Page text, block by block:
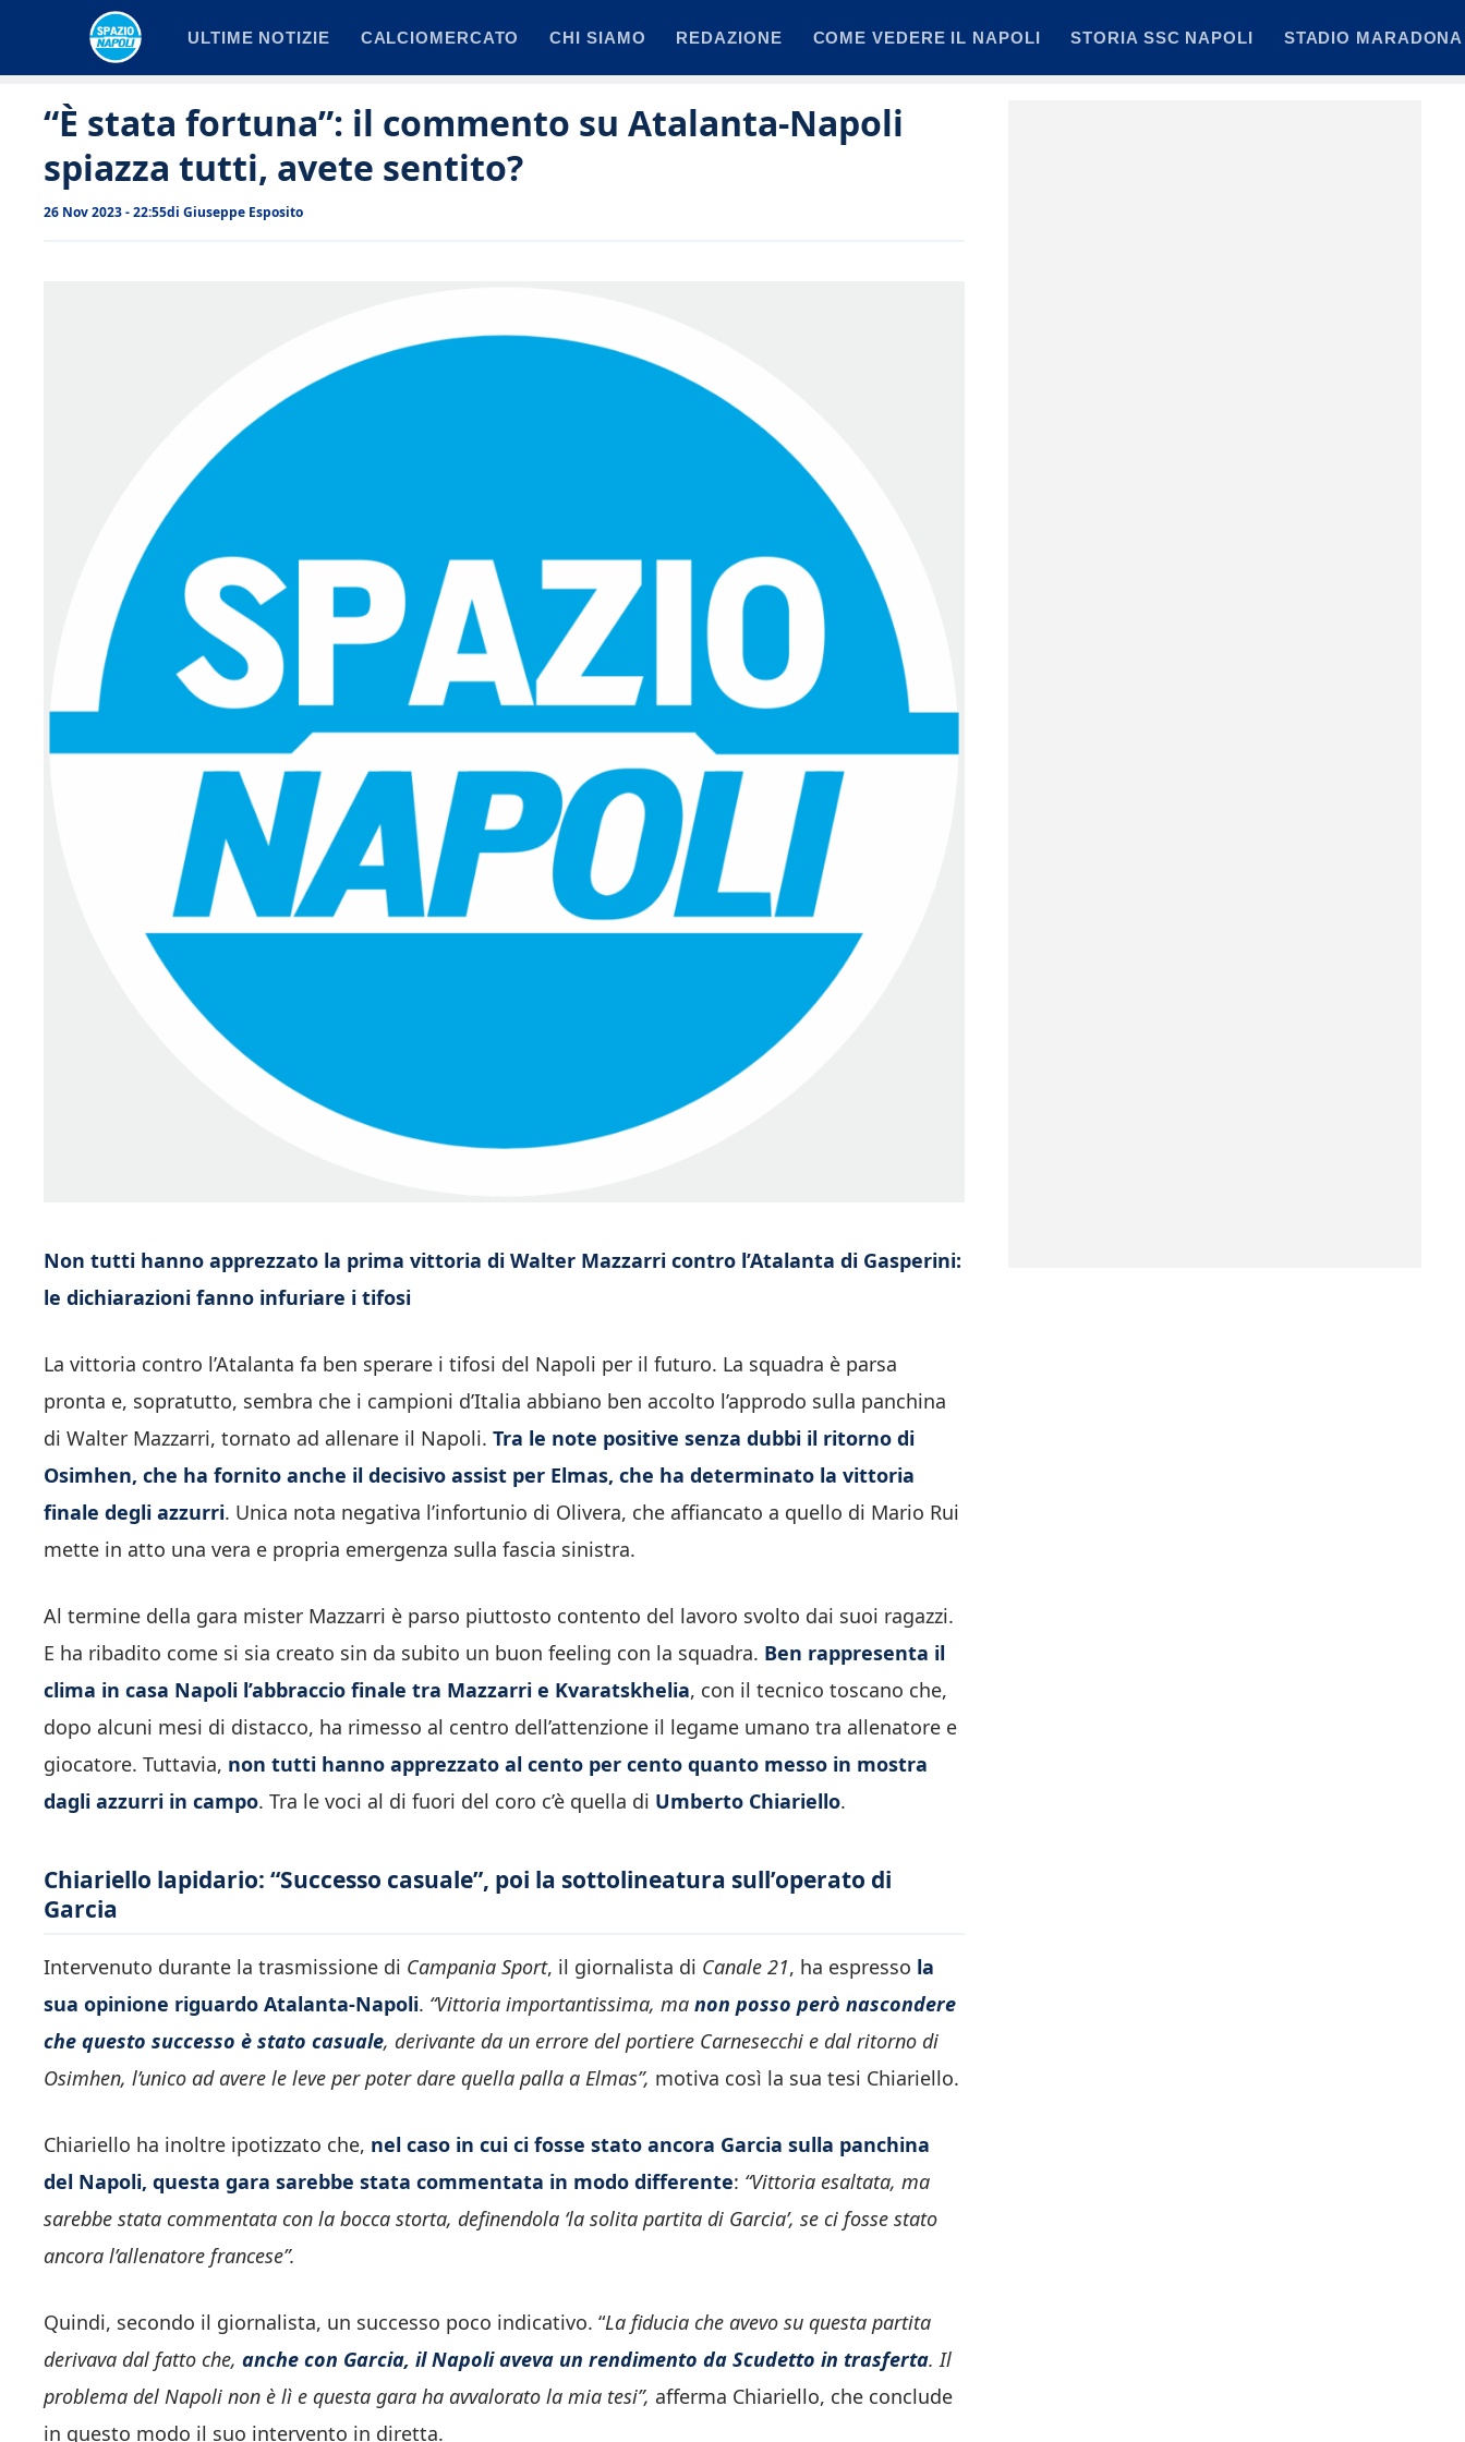
ULTIME NOTIZIE CALCIOMERCATO CHI SIAMO REDAZIONE COME VEDERE IL NAPOLI STORIA SSC NAPOLI STADIO MARADONA
“È stata fortuna”: il commento su Atalanta-Napoli
spiazza tutti, avete sentito?
26 Nov 2023 - 22:55di Giuseppe Esposito
Non tutti hanno apprezzato la prima vittoria di Walter Mazzarri contro l’Atalanta di Gasperini:
le dichiarazioni fanno infuriare i tifosi
La vittoria contro l’Atalanta fa ben sperare i tifosi del Napoli per il futuro. La squadra è parsa
pronta e, sopratutto, sembra che i campioni d’Italia abbiano ben accolto l’approdo sulla panchina
di Walter Mazzarri, tornato ad allenare il Napoli. Tra le note positive senza dubbi il ritorno di
Osimhen, che ha fornito anche il decisivo assist per Elmas, che ha determinato la vittoria
finale degli azzurri. Unica nota negativa l’infortunio di Olivera, che affiancato a quello di Mario Rui
mette in atto una vera e propria emergenza sulla fascia sinistra.
Al termine della gara mister Mazzarri è parso piuttosto contento del lavoro svolto dai suoi ragazzi.
E ha ribadito come si sia creato sin da subito un buon feeling con la squadra. Ben rappresenta il
clima in casa Napoli l’abbraccio finale tra Mazzarri e Kvaratskhelia, con il tecnico toscano che,
dopo alcuni mesi di distacco, ha rimesso al centro dell’attenzione il legame umano tra allenatore e
giocatore. Tuttavia, non tutti hanno apprezzato al cento per cento quanto messo in mostra
dagli azzurri in campo. Tra le voci al di fuori del coro c’è quella di Umberto Chiariello.
Chiariello lapidario: “Successo casuale”, poi la sottolineatura sull’operato di
Garcia
Intervenuto durante la trasmissione di Campania Sport, il giornalista di Canale 21, ha espresso la
sua opinione riguardo Atalanta-Napoli. “Vittoria importantissima, ma non posso però nascondere
che questo successo è stato casuale, derivante da un errore del portiere Carnesecchi e dal ritorno di
Osimhen, l’unico ad avere le leve per poter dare quella palla a Elmas”, motiva così la sua tesi Chiariello.
Chiariello ha inoltre ipotizzato che, nel caso in cui ci fosse stato ancora Garcia sulla panchina
del Napoli, questa gara sarebbe stata commentata in modo differente: “Vittoria esaltata, ma
sarebbe stata commentata con la bocca storta, definendola ‘la solita partita di Garcia’, se ci fosse stato
ancora l’allenatore francese”.
Quindi, secondo il giornalista, un successo poco indicativo. “La fiducia che avevo su questa partita
derivava dal fatto che, anche con Garcia, il Napoli aveva un rendimento da Scudetto in trasferta. Il
problema del Napoli non è lì e questa gara ha avvalorato la mia tesi”, afferma Chiariello, che conclude
in questo modo il suo intervento in diretta.